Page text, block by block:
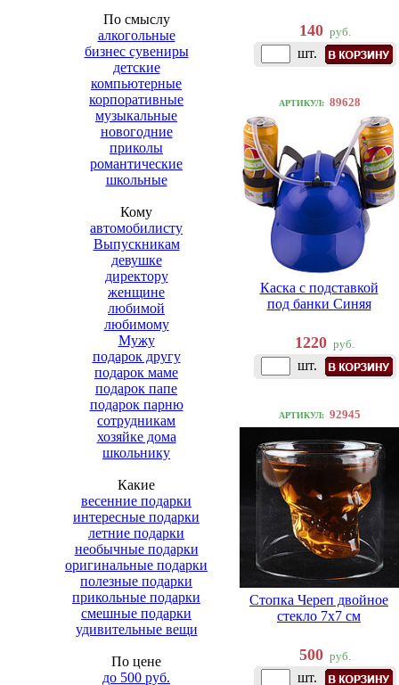
По смыслу
алкогольные
бизнес сувениры
детские
компьютерные
корпоративные
музыкальные
новогодние
приколы
романтические
школьные
Кому
автомобилисту
Выпускникам
девушке
директору
женщине
любимой
любимому
Мужу
подарок другу
подарок маме
подарок папе
подарок парню
сотрудникам
хозяйке дома
школьнику
Какие
весенние подарки
интересные подарки
летние подарки
необычные подарки
оригинальные подарки
полезные подарки
прикольные подарки
смешные подарки
удивительные вещи
По цене
до 500 руб.
140 руб.
шт.
АРТИКУЛ: 89628
Каска с подставкой
под банки Синяя
1220 руб.
шт.
АРТИКУЛ: 92945
Стопка Череп двойное
стекло 7х7 см
500 руб.
шт.